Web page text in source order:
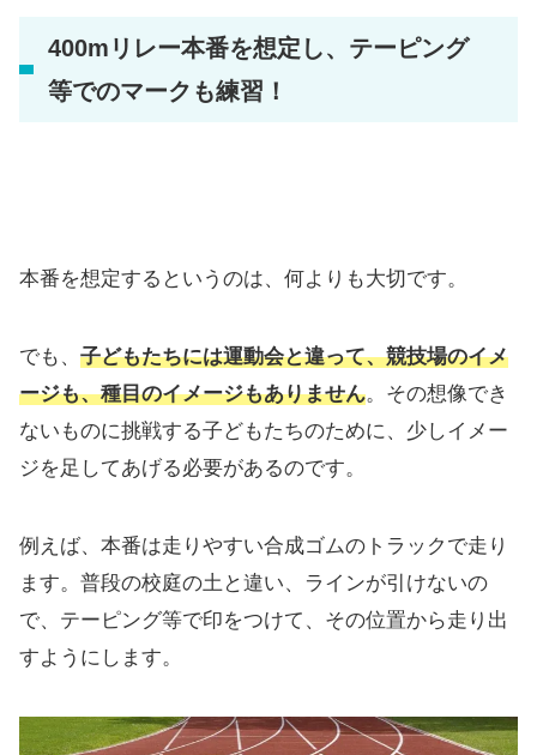
400mリレー本番を想定し、テーピング
等でのマークも練習！
本番を想定するというのは、何よりも大切です。
でも、 子どもたちには運動会と違って、競技場のイメ
ージも、種目のイメージもありません。その想像でき
ないものに挑戦する子どもたちのために、少しイメー
ジを足してあげる必要があるのです。
例えば、本番は走りやすい合成ゴムのトラックで走り
ます。普段の校庭の土と違い、ラインが引けないの
で、テーピング等で印をつけて、その位置から走り出
すようにします。